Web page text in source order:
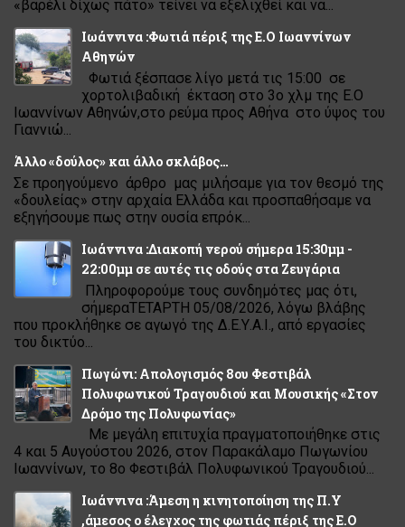
«βαρέλι δίχως πάτο» τείνει να εξελιχθεί και να...
Ιωάννινα :Φωτιά πέριξ της Ε.Ο Ιωαννίνων
Αθηνών
Φωτιά ξέσπασε λίγο μετά τις 15:00 σε
χορτολιβαδική έκταση στο 3ο χλμ της Ε.Ο
Ιωαννίνων Αθηνών,στο ρεύμα προς Αθήνα στο ύψος του
Γιαννιώ...
Άλλο «δούλος» και άλλο σκλάβος…
Σε προηγούμενο άρθρο μας μιλήσαμε για τον θεσμό της
«δουλείας» στην αρχαία Ελλάδα και προσπαθήσαμε να
εξηγήσουμε πως στην ουσία επρόκ...
Ιωάννινα :Διακοπή νερού σήμερα 15:30μμ -
22:00μμ σε αυτές τις οδούς στα Ζευγάρια
Πληροφορούμε τους συνδημότες μας ότι,
σήμεραΤΕΤΑΡΤΗ 05/08/2026, λόγω βλάβης
που προκλήθηκε σε αγωγό της Δ.Ε.Υ.Α.Ι., από εργασίες
του δικτύο...
Πωγώνι: Απολογισμός 8ου Φεστιβάλ
Πολυφωνικού Τραγουδιού και Μουσικής «Στον
Δρόμο της Πολυφωνίας»
Με μεγάλη επιτυχία πραγματοποιήθηκε στις
4 και 5 Αυγούστου 2026, στον Παρακάλαμο Πωγωνίου
Ιωαννίνων, το 8ο Φεστιβάλ Πολυφωνικού Τραγουδιού...
Ιωάννινα :Άμεση η κινητοποίηση της Π.Υ
,άμεσος ο έλεγχος της φωτιάς πέριξ της Ε.Ο